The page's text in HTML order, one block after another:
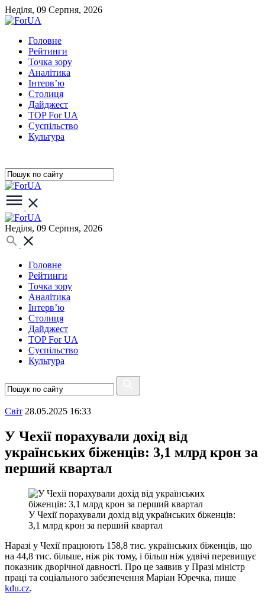
Неділя, 09 Серпня, 2026
Головне
Рейтинги
Точка зору
Аналітика
Інтерв’ю
Столиця
Дайджест
TOP For UA
Суспiльство
Культура
Неділя, 09 Серпня, 2026
Головне
Рейтинги
Точка зору
Аналітика
Інтерв’ю
Столиця
Дайджест
TOP For UA
Суспiльство
Культура
Свiт 28.05.2025 16:33
У Чехії порахували дохід від
українських біженців: 3,1 млрд крон за
перший квартал
У Чехії порахували дохід від українських біженців:
3,1 млрд крон за перший квартал
Наразі у Чехії працюють 158,8 тис. українських біженців, що
на 44,8 тис. більше, ніж рік тому, і більш ніж удвічі перевищує
показник дворічної давності. Про це заявив у Празі міністр
праці та соціального забезпечення Маріан Юречка, пише
kdu.cz.